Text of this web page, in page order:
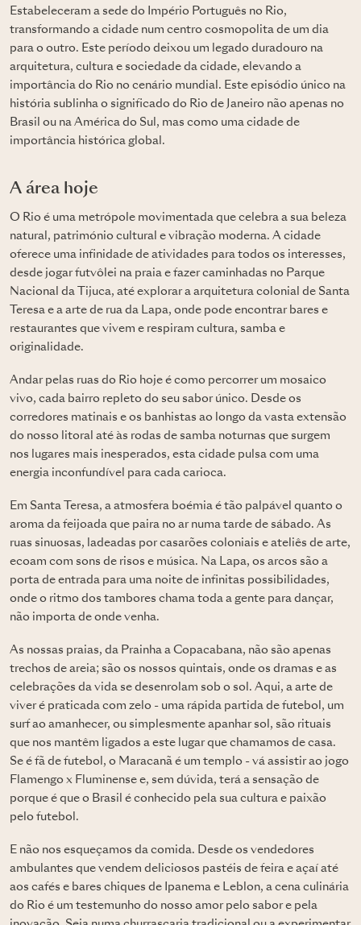
Estabeleceram a sede do Império Português no Rio,
transformando a cidade num centro cosmopolita de um dia
para o outro. Este período deixou um legado duradouro na
arquitetura, cultura e sociedade da cidade, elevando a
importância do Rio no cenário mundial. Este episódio único na
história sublinha o significado do Rio de Janeiro não apenas no
Brasil ou na América do Sul, mas como uma cidade de
importância histórica global.
A área hoje
O Rio é uma metrópole movimentada que celebra a sua beleza
natural, património cultural e vibração moderna. A cidade
oferece uma infinidade de atividades para todos os interesses,
desde jogar futvôlei na praia e fazer caminhadas no Parque
Nacional da Tijuca, até explorar a arquitetura colonial de Santa
Teresa e a arte de rua da Lapa, onde pode encontrar bares e
restaurantes que vivem e respiram cultura, samba e
originalidade.
Andar pelas ruas do Rio hoje é como percorrer um mosaico
vivo, cada bairro repleto do seu sabor único. Desde os
corredores matinais e os banhistas ao longo da vasta extensão
do nosso litoral até às rodas de samba noturnas que surgem
nos lugares mais inesperados, esta cidade pulsa com uma
energia inconfundível para cada carioca.
Em Santa Teresa, a atmosfera boémia é tão palpável quanto o
aroma da feijoada que paira no ar numa tarde de sábado. As
ruas sinuosas, ladeadas por casarões coloniais e ateliês de arte,
ecoam com sons de risos e música. Na Lapa, os arcos são a
porta de entrada para uma noite de infinitas possibilidades,
onde o ritmo dos tambores chama toda a gente para dançar,
não importa de onde venha.
As nossas praias, da Prainha a Copacabana, não são apenas
trechos de areia; são os nossos quintais, onde os dramas e as
celebrações da vida se desenrolam sob o sol. Aqui, a arte de
viver é praticada com zelo - uma rápida partida de futebol, um
surf ao amanhecer, ou simplesmente apanhar sol, são rituais
que nos mantêm ligados a este lugar que chamamos de casa.
Se é fã de futebol, o Maracanã é um templo - vá assistir ao jogo
Flamengo x Fluminense e, sem dúvida, terá a sensação de
porque é que o Brasil é conhecido pela sua cultura e paixão
pelo futebol.
E não nos esqueçamos da comida. Desde os vendedores
ambulantes que vendem deliciosos pastéis de feira e açaí até
aos cafés e bares chiques de Ipanema e Leblon, a cena culinária
do Rio é um testemunho do nosso amor pelo sabor e pela